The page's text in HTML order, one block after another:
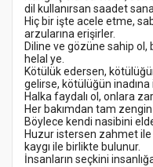
dil kullanırsan saadet
Hiç bir işte acele etme,
arzularına erişirler.
Diline ve gözüne sahip
helal ye.
Kötülük edersen,
gelirse, kötülüğün inadına
Halka faydalı ol, onlara
Her bakımdan tam
Böylece kendi nasibini
Huzur istersen zahmet
kaygı ile birlikte bulunur.
İnsanların seçkini